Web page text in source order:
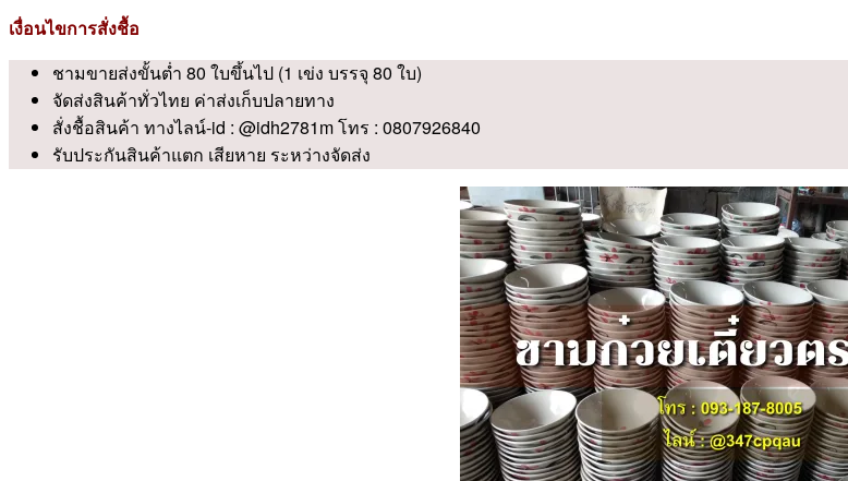
เงื่อนไขการสั่งชื้อ
ชามขายส่งขั้นต่ำ 80 ใบขึ้นไป (1 เข่ง บรรจุ 80 ใบ)
จัดส่งสินค้าทั่วไทย ค่าส่งเก็บปลายทาง
สั่งชื้อสินค้า ทางไลน์-id : @idh2781m โทร : 0807926840
รับประกันสินค้าแตก เสียหาย ระหว่างจัดส่ง